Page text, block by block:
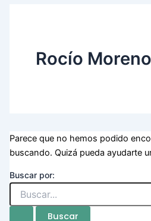
Rocío Moreno
Parece que no hemos podido
buscando. Quizá pueda ayudarte
Buscar por: